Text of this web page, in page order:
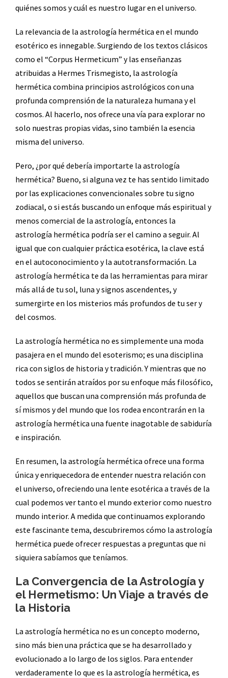
quiénes somos y cuál es nuestro lugar en el universo.
La relevancia de la astrología hermética en el mundo
esotérico es innegable. Surgiendo de los textos clásicos
como el “Corpus Hermeticum” y las enseñanzas
atribuidas a Hermes Trismegisto, la astrología
hermética combina principios astrológicos con una
profunda comprensión de la naturaleza humana y el
cosmos. Al hacerlo, nos ofrece una vía para explorar no
solo nuestras propias vidas, sino también la esencia
misma del universo.
Pero, ¿por qué debería importarte la astrología
hermética? Bueno, si alguna vez te has sentido limitado
por las explicaciones convencionales sobre tu signo
zodiacal, o si estás buscando un enfoque más espiritual y
menos comercial de la astrología, entonces la
astrología hermética podría ser el camino a seguir. Al
igual que con cualquier práctica esotérica, la clave está
en el autoconocimiento y la autotransformación. La
astrología hermética te da las herramientas para mirar
más allá de tu sol, luna y signos ascendentes, y
sumergirte en los misterios más profundos de tu ser y
del cosmos.
La astrología hermética no es simplemente una moda
pasajera en el mundo del esoterismo; es una disciplina
rica con siglos de historia y tradición. Y mientras que no
todos se sentirán atraídos por su enfoque más filosófico,
aquellos que buscan una comprensión más profunda de
sí mismos y del mundo que los rodea encontrarán en la
astrología hermética una fuente inagotable de sabiduría
e inspiración.
En resumen, la astrología hermética ofrece una forma
única y enriquecedora de entender nuestra relación con
el universo, ofreciendo una lente esotérica a través de la
cual podemos ver tanto el mundo exterior como nuestro
mundo interior. A medida que continuamos explorando
este fascinante tema, descubriremos cómo la astrología
hermética puede ofrecer respuestas a preguntas que ni
siquiera sabíamos que teníamos.
La Convergencia de la Astrología y
el Hermetismo: Un Viaje a través de
la Historia
La astrología hermética no es un concepto moderno,
sino más bien una práctica que se ha desarrollado y
evolucionado a lo largo de los siglos. Para entender
verdaderamente lo que es la astrología hermética, es